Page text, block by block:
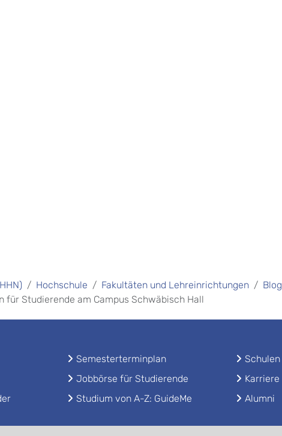
Hochschule Fakultäten und Lehreinrichtungen
Blog
für Studierende am Campus Schwäbisch Hall
Semesterterminplan
Jobbörse für Studierende
Studium von A-Z: GuideMe
Schulen
Karriere
Alumni